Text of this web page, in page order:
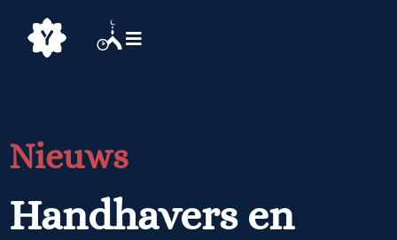
Nieuws
Handhavers en